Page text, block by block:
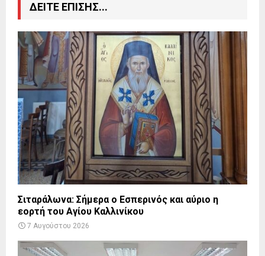
ΔΕΙΤΕ ΕΠΙΣΗΣ...
Σιταράλωνα: Σήμερα ο Εσπερινός και αύριο η
εορτή του Αγίου Καλλινίκου
7 Αυγούστου 2026